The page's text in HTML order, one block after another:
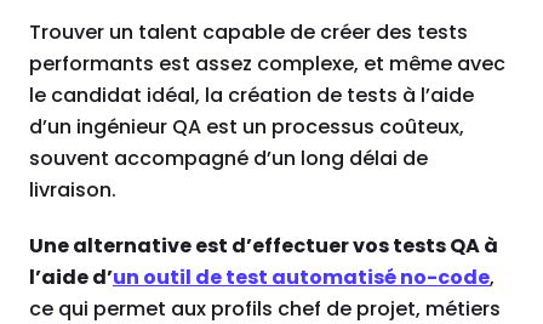
Trouver un talent capable de créer des tests
performants est assez complexe, et même avec
le candidat idéal, la création de tests à l’aide
d’un ingénieur QA est un processus coûteux,
souvent accompagné d’un long délai de
livraison.
Une alternative est d’effectuer vos tests QA à
l’aide d’un outil de test automatisé no-code,
ce qui permet aux profils chef de projet, métiers